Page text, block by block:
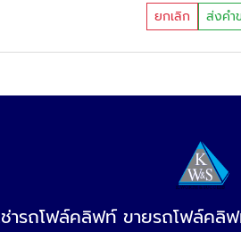
ยกเลิก ส่งคำ
ช่ารถโฟล์คลิฟท์ ขายรถโฟล์ค